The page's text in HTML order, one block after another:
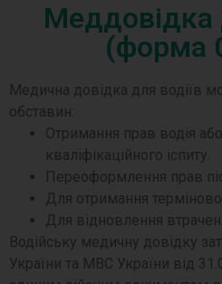
Меддовідка
(форма
Медична довідка для водіїв
обставин:
Отримання прав водія
кваліфікаційного іспиту.
Переоформлення прав
Для отримання
Для відновлення
Водійську медичну довідку
України та МВС України від